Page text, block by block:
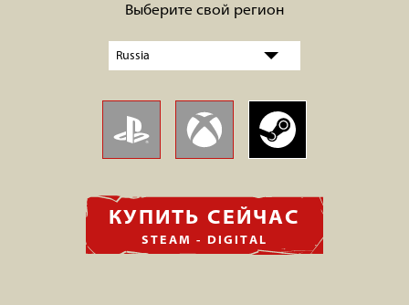
Выберите свой регион
КУПИТЬ СЕЙЧАС
STEAM - DIGITAL